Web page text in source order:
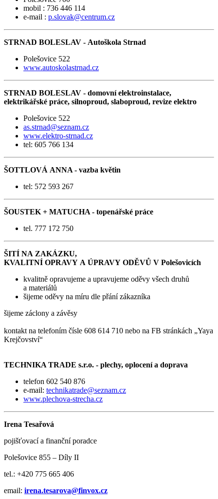
mobil : 736 446 114
e-mail : p.slovak@centrum.cz
STRNAD BOLESLAV - Autoškola Strnad
Polešovice 522
www.autoskolastrnad.cz
STRNAD BOLESLAV - domovní elektroinstalace,
elektrikářské práce, silnoproud, slaboproud, revize elektro
Polešovice 522
as.strnad@seznam.cz
www.elektro-strnad.cz
tel: 605 766 134
ŠOTTLOVÁ ANNA - vazba květin
tel: 572 593 267
ŠOUSTEK + MATUCHA - topenářské práce
tel. 777 172 750
ŠITÍ NA ZAKÁZKU,
KVALITNÍ OPRAVY A ÚPRAVY ODĚVŮ V Polešovicích
kvalitně opravujeme a upravujeme oděvy všech druhů
a materiálů
šijeme oděvy na míru dle přání zákazníka
šijeme záclony a závěsy
kontakt na telefoním čísle 608 614 710 nebo na FB stránkách „Yaya
Krejčovství“
TECHNIKA TRADE s.r.o. - plechy, oplocení a doprava
telefon 602 540 876
e-mail: technikatrade@seznam.cz
www.plechova-strecha.cz
Irena Tesařová
pojišťovací a finanční poradce
Polešovice 855 – Díly II
tel.: +420 775 665 406
email: irena.tesarova@finvox.cz